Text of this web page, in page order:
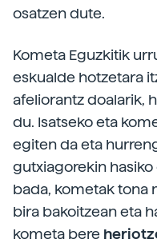
osatzen dute.
Kometa Eguzkitik
eskualde hotzetara
afeliorantz doalarik,
du. Isatseko eta
egiten da eta
gutxiagorekin hasiko
bada, kometak tona
bira bakoitzean eta
kometa bere